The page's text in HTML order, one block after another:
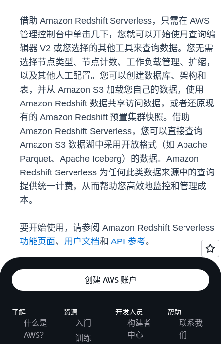
借助 Amazon Redshift Serverless，只需在 AWS
管理控制台中单击几下，您就可以开始使用查询编
辑器 V2 或您选择的其他工具来查询数据。您无需
选择节点类型、节点计数、工作负载管理、扩缩，
以及其他人工配置。您可以创建数据库、架构和
表，并从 Amazon S3 加载您自己的数据，使用
Amazon Redshift 数据共享访问数据，或者还原现
有的 Amazon Redshift 预置集群快照。借助
Amazon Redshift Serverless，您可以直接查询
Amazon S3 数据湖中采用开放格式（如 Apache
Parquet、Apache Iceberg）的数据。Amazon
Redshift Serverless 为任何此类数据来源中的查询
提供统一计费，从而帮助您高效地监控和管理成
本。
要开始使用，请参阅 Amazon Redshift Serverless
功能页面、 用户文档和 API 参考。
创建 AWS 账户
了解
什么是
AWS？
资源
入门
训练
开发人员
构建者
中心
帮助
联系我
们